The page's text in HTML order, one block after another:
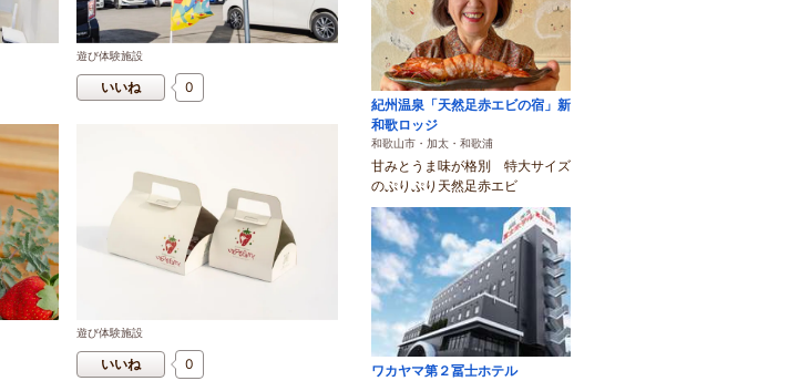
遊び体験施設
いいね 0
遊び体験施設
いいね 0
紀州温泉「天然足赤エビの宿」新
和歌ロッジ
和歌山市・加太・和歌浦
甘みとうま味が格別 特大サイズ
のぷりぷり天然足赤エビ
ワカヤマ第２冨士ホテル